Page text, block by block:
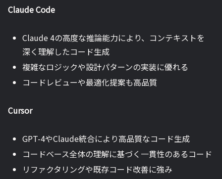
Claude Code
Claude 4の高度な推論能力により、コンテキストを
深く理解したコード生成
複雑なロジックや設計パターンの実装に優れる
コードレビューや最適化提案も高品質
Cursor
GPT-4やClaude統合により高品質なコード生成
コードベース全体の理解に基づく一貫性のあるコード
リファクタリングや既存コード改善に強み